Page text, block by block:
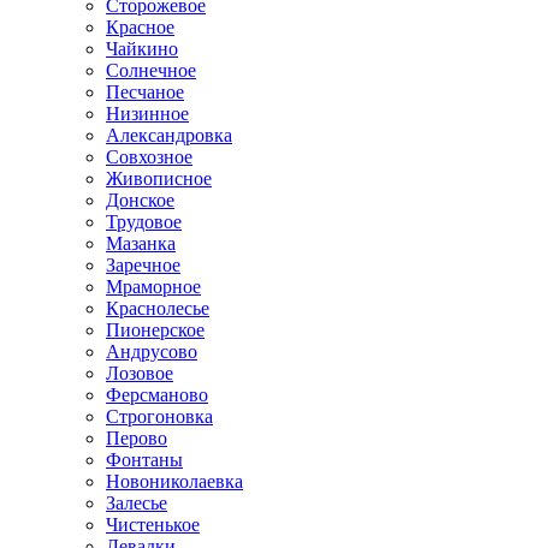
Сторожевое
Красное
Чайкино
Солнечное
Песчаное
Низинное
Александровка
Совхозное
Живописное
Донское
Трудовое
Мазанка
Заречное
Мраморное
Краснолесье
Пионерское
Андрусово
Лозовое
Ферсманово
Строгоновка
Перово
Фонтаны
Новониколаевка
Залесье
Чистенькое